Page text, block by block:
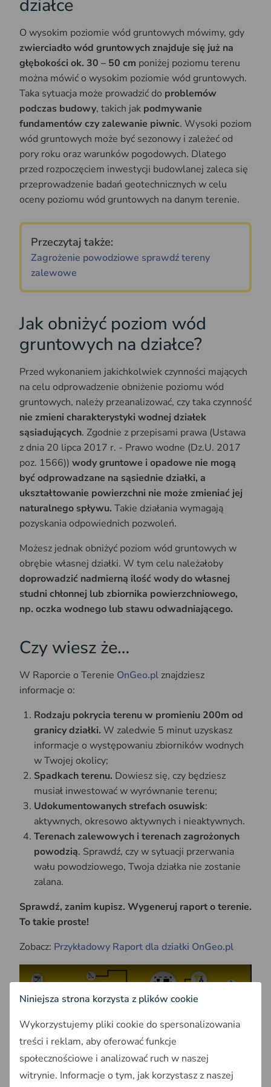
działce
​O wysokim poziomie wód gruntowych mówimy, gdy
zwierciadło wód gruntowych znajduje się już na
głębokości ok. 30 – 50 cm poniżej poziomu terenu
można mówić o wysokim poziomie wód gruntowych.
Taka sytuacja może prowadzić do problemów
podczas budowy, takich jak podmywanie
fundamentów czy zalewanie piwnic. Wysoki poziom
wód gruntowych może być sezonowy i zależeć od
pory roku oraz warunków pogodowych. Dlatego
przed rozpoczęciem inwestycji budowlanej zaleca się
przeprowadzenie badań geotechnicznych w celu
oceny poziomu wód gruntowych na danym terenie.
Przeczytaj także:
Zagrożenie powodziowe sprawdź tereny
zalewowe
Jak obniżyć poziom wód
gruntowych na działce?
Przed wykonaniem jakichkolwiek czynności mających
na celu odprowadzenie obniżenie poziomu wód
gruntowych, należy przeanalizować, czy taka czynność
nie zmieni charakterystyki wodnej działek
sąsiadujących. Zgodnie z przepisami prawa (Ustawa
z dnia 20 lipca 2017 r. - Prawo wodne (Dz.U. 2017
poz. 1566)) wody gruntowe i opadowe nie mogą
być odprowadzane na sąsiednie działki, a
ukształtowanie powierzchni nie może zmieniać jej
naturalnego spływu. Takie działania wymagają
pozyskania odpowiednich pozwoleń.
Możesz jednak obniżyć poziom wód gruntowych w
obrębie własnej działki. W tym celu należałoby
doprowadzić nadmierną ilość wody do własnej
studni chłonnej lub zbiornika powierzchniowego,
np. oczka wodnego lub stawu odwadniającego.
Czy wiesz że…
W Raporcie o Terenie OnGeo.pl znajdziesz
informacje o:
Rodzaju pokrycia terenu w promieniu 200m od
granicy działki. W zaledwie 5 minut uzyskasz
informacje o występowaniu zbiorników wodnych
w Twojej okolicy;
Spadkach terenu. Dowiesz się, czy będziesz
musiał inwestować w wyrównanie terenu;
Udokumentowanych strefach osuwisk:
aktywnych, okresowo aktywnych i nieaktywnych.
Terenach zalewowych i terenach zagrożonych
powodzią. Sprawdź, czy w sytuacji przerwania
wału powodziowego, Twoja działka nie zostanie
zalana.
Sprawdź, zanim kupisz. Wygeneruj raport o terenie.
To takie proste!
Zobacz: Przykładowy Raport dla działki OnGeo.pl
Play
Niniejsza strona korzysta z plików cookie
Wykorzystujemy pliki cookie do spersonalizowania
treści i reklam, aby oferować funkcje
społecznościowe i analizować ruch w naszej
witrynie. Informacje o tym, jak korzystasz z naszej